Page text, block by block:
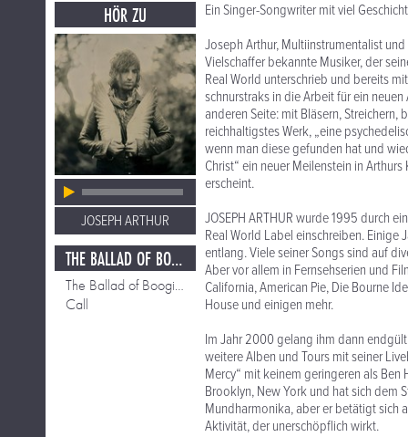
HÖR ZU
JOSEPH ARTHUR
THE BALLAD OF BOOGIE CHRIST
The Ballad of Boogie Christ
Call
Ein Singer-Songwriter mit viel
Joseph Arthur, Multiinstrumentalist
Vielschaffer bekannte Musiker, der
Real World unterschrieb und bereits
schnurstraks in die Arbeit für ein
anderen Seite: mit Bläsern, Streichern,
reichhaltigstes Werk, „eine
wenn man diese gefunden hat und
Christ“ ein neuer Meilenstein in
erscheint.
JOSEPH ARTHUR wurde 1995 durch
Real World Label einschreiben.
entlang. Viele seiner Songs sind auf
Aber vor allem in Fernsehserien und
California, American Pie, Die Bourne
House und einigen mehr.
Im Jahr 2000 gelang ihm dann
weitere Alben und Tours mit seiner
Mercy“ mit keinem geringeren als
Brooklyn, New York und hat sich dem
Mundharmonika, aber er betätigt sich
Aktivität, der unerschöpflich wirkt.